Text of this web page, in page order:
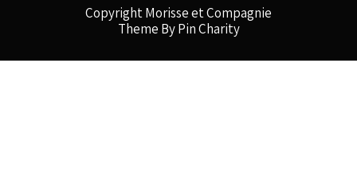
Copyright Morisse et Compagnie
Theme By Pin Charity